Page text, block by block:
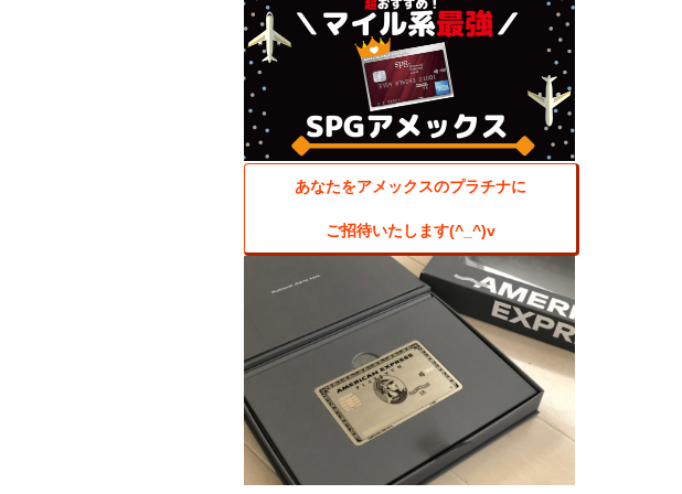
あなたをアメックスのプラチナに
ご招待いたします(^_^)v